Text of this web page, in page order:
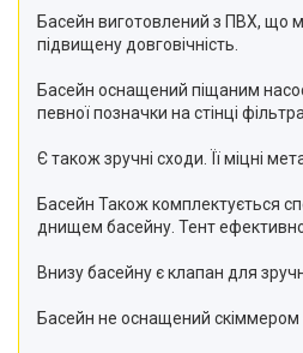
Басейн виготовлений з ПВХ, що
підвищену довговічність.
Басейн оснащений піщаним
певної позначки на стінці
Є також зручні сходи. Її міцні
Басейн Також комплектується
днищем басейну. Тент ефективно
Внизу басейну є клапан для
Басейн не оснащений скіммером